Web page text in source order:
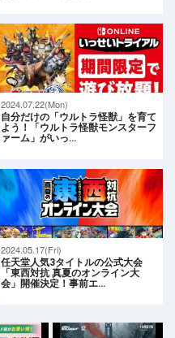
2024.07.22(Mon)
自分だけの「ウルトラ怪獣」を育て
よう！「ウルトラ怪獣モンスターフ
ァーム」がいっ…
2024.05.17(Fri)
任天堂人気3タイトルの公式大会
「東西対抗 真夏のオンライン大
会」開催決定！事前エ…